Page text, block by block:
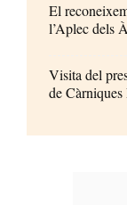
El
l’Aplec dels
Visita del
de